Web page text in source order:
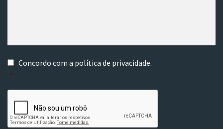
C
o
n
s
t
Concordo com a política de privacidade.
*
P
T